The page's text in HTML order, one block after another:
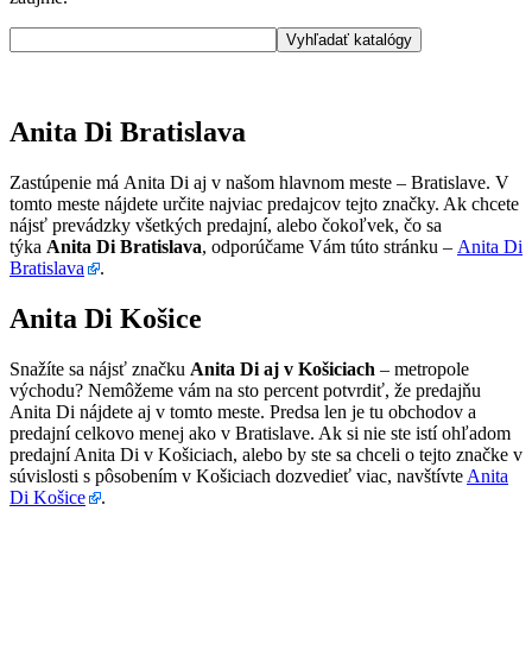
Anita Di Bratislava
Zastúpenie má Anita Di aj v našom hlavnom meste – Bratislave. V
tomto meste nájdete určite najviac predajcov tejto značky. Ak chcete
nájsť prevádzky všetkých predajní, alebo čokoľvek, čo sa
týka Anita Di Bratislava, odporúčame Vám túto stránku – Anita Di
Bratislava
.
Anita Di Košice
Snažíte sa nájsť značku Anita Di aj v Košiciach – metropole
východu? Nemôžeme vám na sto percent potvrdiť, že predajňu
Anita Di nájdete aj v tomto meste. Predsa len je tu obchodov a
predajní celkovo menej ako v Bratislave. Ak si nie ste istí ohľadom
predajní Anita Di v Košiciach, alebo by ste sa chceli o tejto značke v
súvislosti s pôsobením v Košiciach dozvedieť viac, navštívte Anita
Di Košice
.